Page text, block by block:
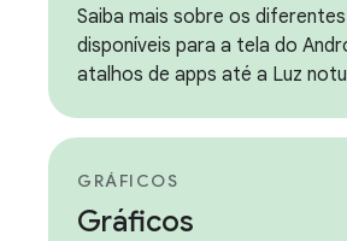
Saiba mais sobre os
disponíveis para a tela do
atalhos de apps até a Luz
GRÁFICOS
Gráficos